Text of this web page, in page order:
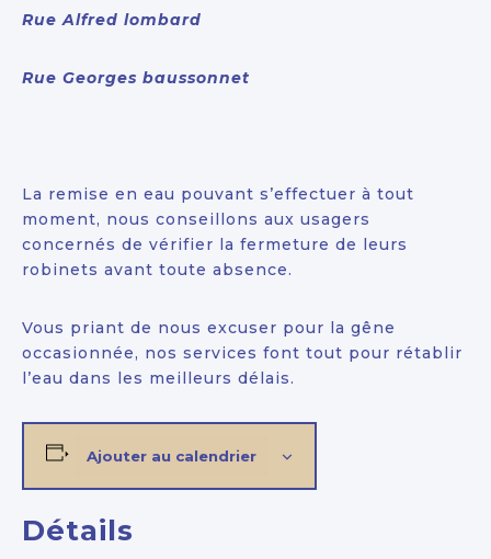
Rue Alfred lombard
Rue Georges baussonnet
La remise en eau pouvant s’effectuer à tout
moment, nous conseillons aux usagers
concernés de vérifier la fermeture de leurs
robinets avant toute absence.
Vous priant de nous excuser pour la gêne
occasionnée, nos services font tout pour rétablir
l’eau dans les meilleurs délais.
Ajouter au calendrier
Détails